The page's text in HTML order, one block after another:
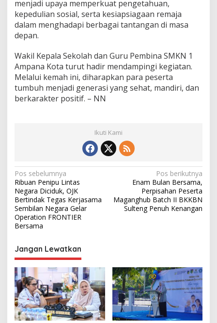
menjadi upaya memperkuat pengetahuan,
kepedulian sosial, serta kesiapsiagaan remaja
dalam menghadapi berbagai tantangan di masa
depan.
Wakil Kepala Sekolah dan Guru Pembina SMKN 1
Ampana Kota turut hadir mendampingi kegiatan.
Melalui kemah ini, diharapkan para peserta
tumbuh menjadi generasi yang sehat, mandiri, dan
berkarakter positif. – NN
Ikuti Kami
N
a
v
i
g
a
s
i
p
o
s
Pos sebelumnya
Ribuan Penipu Lintas
Negara Diciduk, OJK
Bertindak Tegas Kerjasama
Sembilan Negara Gelar
Operation FRONTIER
Bersama
Pos berikutnya
Enam Bulan Bersama,
Perpisahan Peserta
Maganghub Batch II BKKBN
Sulteng Penuh Kenangan
Jangan Lewatkan